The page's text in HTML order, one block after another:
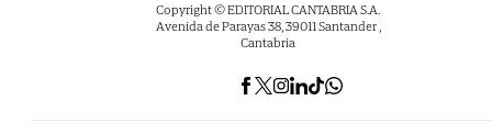
Copyright © EDITORIAL CANTABRIA S.A.
Avenida de Parayas 38, 39011 Santander ,
Cantabria